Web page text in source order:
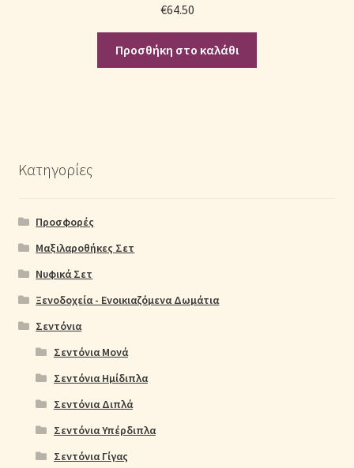
€64.50
Προσθήκη στο καλάθι
Κατηγορίες
Προσφορές
Μαξιλαροθήκες Σετ
Νυφικά Σετ
Ξενοδοχεία - Ενοικιαζόμενα Δωμάτια
Σεντόνια
Σεντόνια Μονά
Σεντόνια Ημίδιπλα
Σεντόνια Διπλά
Σεντόνια Υπέρδιπλα
Σεντόνια Γίγας